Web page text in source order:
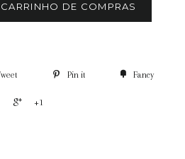
DE COMPRAS
Pin it Fancy
+1